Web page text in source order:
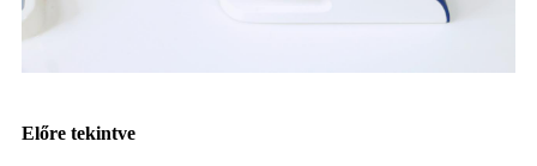
Előre tekintve